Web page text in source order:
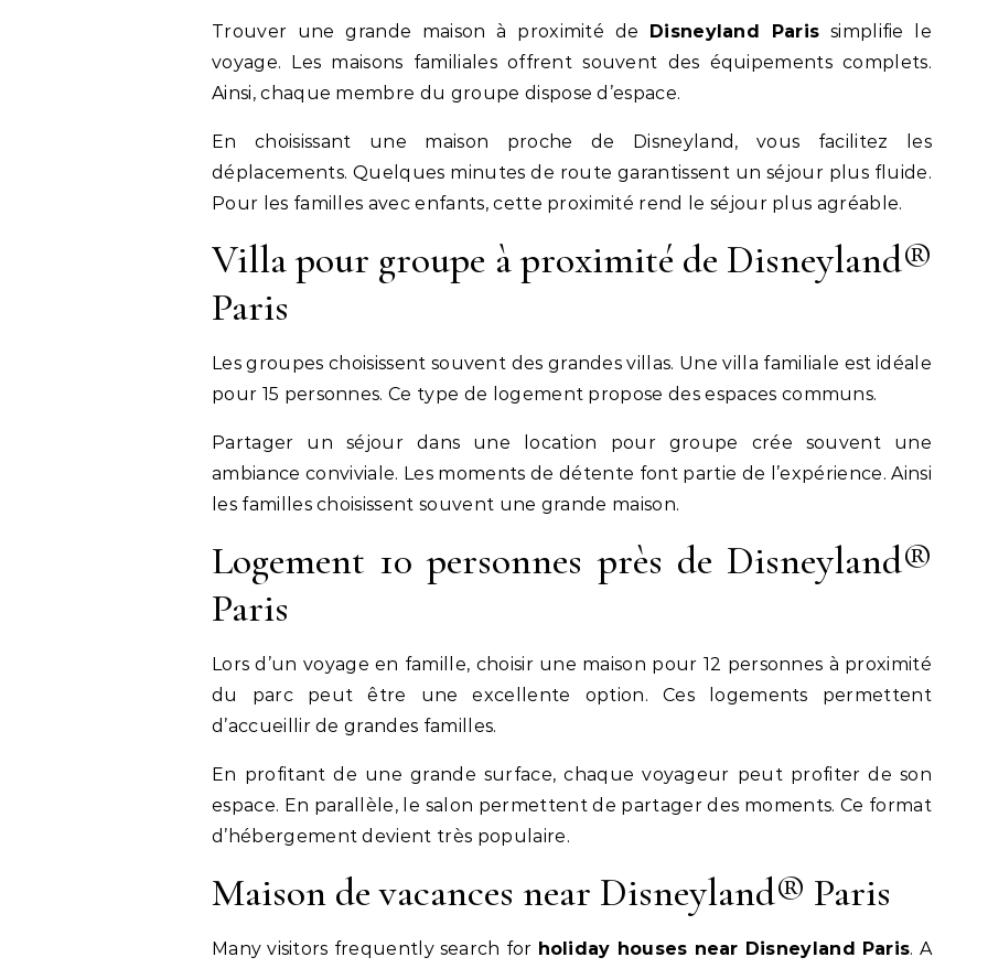
Trouver une grande maison à proximité de Disneyland Paris simplifie le
voyage. Les maisons familiales offrent souvent des équipements complets.
Ainsi, chaque membre du groupe dispose d’espace.
En choisissant une maison proche de Disneyland, vous facilitez les
déplacements. Quelques minutes de route garantissent un séjour plus fluide.
Pour les familles avec enfants, cette proximité rend le séjour plus agréable.
Villa pour groupe à proximité de Disneyland®
Paris
Les groupes choisissent souvent des grandes villas. Une villa familiale est idéale
pour 15 personnes. Ce type de logement propose des espaces communs.
Partager un séjour dans une location pour groupe crée souvent une
ambiance conviviale. Les moments de détente font partie de l’expérience. Ainsi
les familles choisissent souvent une grande maison.
Logement 10 personnes près de Disneyland®
Paris
Lors d’un voyage en famille, choisir une maison pour 12 personnes à proximité
du parc peut être une excellente option. Ces logements permettent
d’accueillir de grandes familles.
En profitant de une grande surface, chaque voyageur peut profiter de son
espace. En parallèle, le salon permettent de partager des moments. Ce format
d’hébergement devient très populaire.
Maison de vacances near Disneyland® Paris
Many visitors frequently search for holiday houses near Disneyland Paris. A